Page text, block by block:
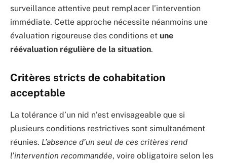
surveillance attentive peut remplacer l’intervention
immédiate. Cette approche nécessite néanmoins une
évaluation rigoureuse des conditions et une
réévaluation régulière de la situation.
Critères stricts de cohabitation
acceptable
La tolérance d’un nid n’est envisageable que si
plusieurs conditions restrictives sont simultanément
réunies. L’absence d’un seul de ces critères rend
l’intervention recommandée, voire obligatoire selon les